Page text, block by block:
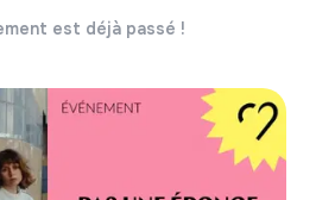
est déjà passé !